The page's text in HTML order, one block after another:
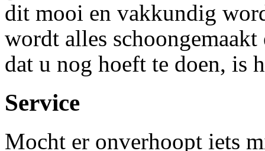
dit mooi en vakkundig
wordt alles
dat u nog hoeft te doen, is
Service
Mocht er onverhoopt iets